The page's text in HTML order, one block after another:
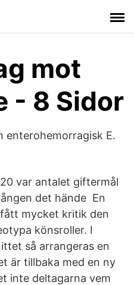
mot
- 8 Sidor
enterohemorragisk E.
var antalet giftermål
det hände En
mycket kritik den
könsroller. I
så arrangeras en
är tillbaka med en ny
inte deltagarna vem